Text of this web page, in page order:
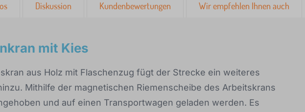
Diskussion Kundenbewertungen Wir empfehlen Ihnen auch
mit Kies
aus Holz mit Flaschenzug fügt der Strecke ein weiteres
Mithilfe der magnetischen Riemenscheibe des Arbeitskrans
und auf einen Transportwagen geladen werden. Es